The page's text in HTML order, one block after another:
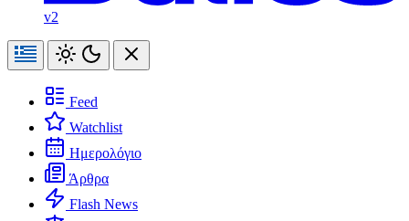
v2
Feed
Watchlist
Ημερολόγιο
Άρθρα
Flash News